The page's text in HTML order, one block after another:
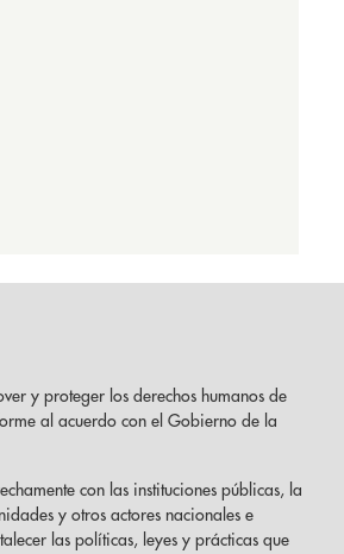
y proteger los derechos humanos de
al acuerdo con el Gobierno de la
con las instituciones públicas, la
y otros actores nacionales e
las políticas, leyes y prácticas que